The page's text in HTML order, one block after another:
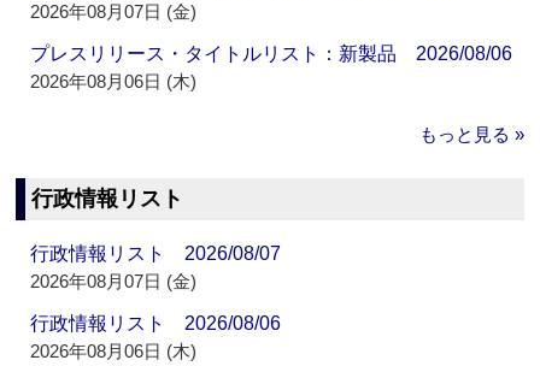
2026年08月07日 (金)
プレスリリース・タイトルリスト：新製品 2026/08/06
2026年08月06日 (木)
もっと見る »
行政情報リスト
行政情報リスト 2026/08/07
2026年08月07日 (金)
行政情報リスト 2026/08/06
2026年08月06日 (木)